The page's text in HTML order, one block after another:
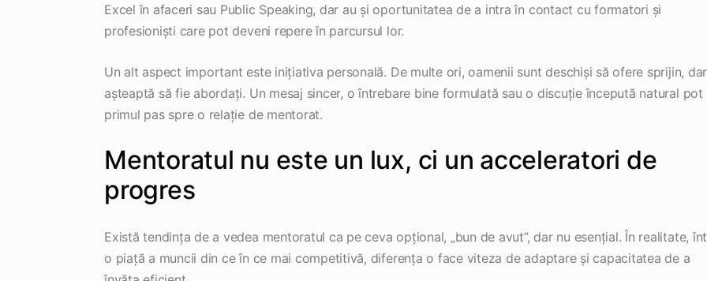
Excel în afaceri sau Public Speaking, dar au și oportunitatea de a intra în contact cu formatori și
profesioniști care pot deveni repere în parcursul lor.
Un alt aspect important este inițiativa personală. De multe ori, oamenii sunt deschiși să ofere sprijin, dar
așteaptă să fie abordați. Un mesaj sincer, o întrebare bine formulată sau o discuție începută natural pot
primul pas spre o relație de mentorat.
Mentoratul nu este un lux, ci un acceleratori de
progres
Există tendința de a vedea mentoratul ca pe ceva opțional, „bun de avut”, dar nu esențial. În realitate,
o piață a muncii din ce în ce mai competitivă, diferența o face viteza de adaptare și capacitatea de a